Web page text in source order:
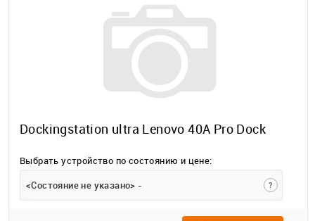
Dockingstation ultra Lenovo 40A Pro Dock
Выбрать устройство по состоянию и цене:
<Состояние не указано> -
?